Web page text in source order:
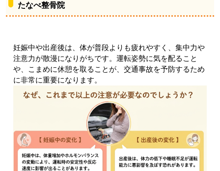
たなべ整骨院
妊娠中や出産後は、体が普段よりも疲れやすく、集中力や
注意力が散漫になりがちです。運転姿勢に気を配ること
や、こまめに休憩を取ることが、交通事故を予防するため
に非常に重要になります。